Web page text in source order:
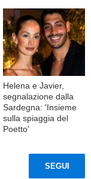
Helena e Javier,
segnalazione dalla
Sardegna: 'Insieme
sulla spiaggia del
Poetto'
SEGUI